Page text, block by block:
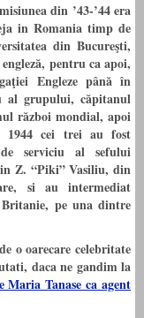
din ’43-’44 era
in Romania timp de
din Bucureşti,
pentru ca apoi,
Engleze până în
al grupului, căpitanul
război mondial, apoi
1944 cei trei au fost
serviciu al sefului
Z. “Piki” Vasiliu, din
si au intermediat
pe una dintre
o oarecare celebritate
daca ne gandim la
Maria Tanase ca agent